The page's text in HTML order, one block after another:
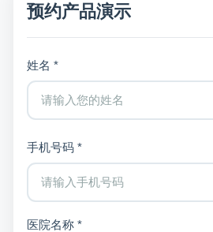
预约产品演示
姓名 *
手机号码 *
医院名称 *